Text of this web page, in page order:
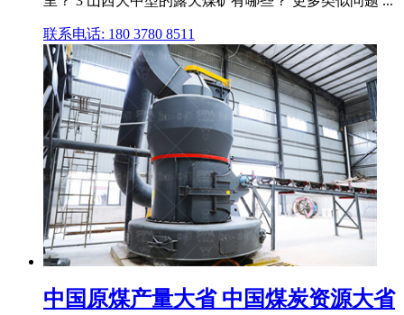
联系电话: 180 3780 8511
中国原煤产量大省 中国煤炭资源大省